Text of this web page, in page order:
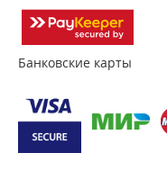
Банковские карты